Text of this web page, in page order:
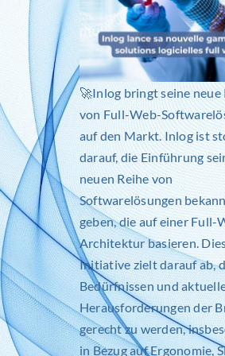
🚀Inlog bringt seine neue
von Full-Web-
auf den Markt.Inlogist
darauf, die Einführung
neuen Reihe von
Softwarelösungen
geben, die auf einer Full-
Architektur basieren.
Initiative zielt darauf ab,
Bedürfnissen und
Herausforderungen der
gerecht zu werden,
in Bezug auf Ergonomie,